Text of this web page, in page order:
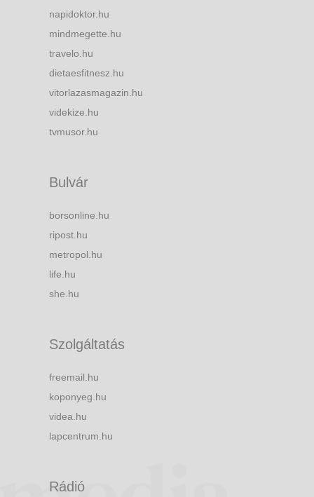
napidoktor.hu
mindmegette.hu
travelo.hu
dietaesfitnesz.hu
vitorlazasmagazin.hu
videkize.hu
tvmusor.hu
Bulvár
borsonline.hu
ripost.hu
metropol.hu
life.hu
she.hu
Szolgáltatás
freemail.hu
koponyeg.hu
videa.hu
lapcentrum.hu
Rádió